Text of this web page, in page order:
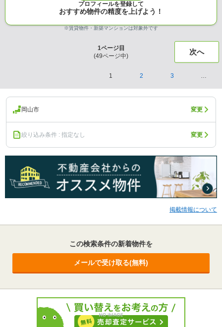
プロフィールを登録して
おすすめ物件の精度を上げよう！
※賃貸物件・新築マンションは対象外です
1ページ目
(49ページ中) 次へ
1 2 3 …
岡山市 変更
絞り込み条件 : 指定なし 変更
掲載情報について
この検索条件の新着物件を
メールで受け取る(無料)